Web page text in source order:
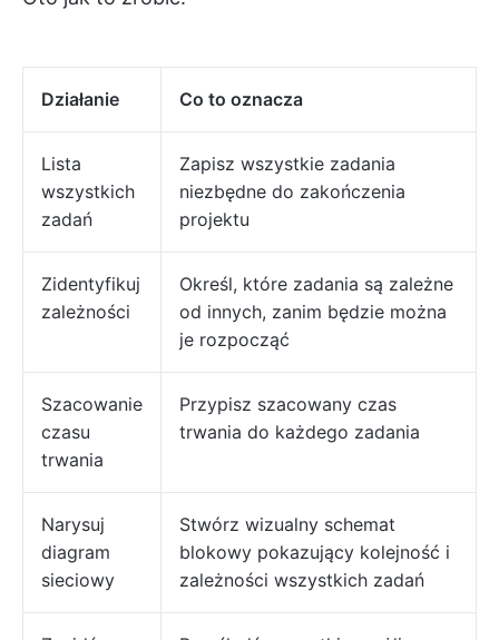
Działanie Co to oznacza
Lista
wszystkich
zadań
Zapisz wszystkie zadania
niezbędne do zakończenia
projektu
Zidentyfikuj
zależności
Określ, które zadania są zależne
od innych, zanim będzie można
je rozpocząć
Szacowanie
czasu
trwania
Przypisz szacowany czas
trwania do każdego zadania
Narysuj
diagram
sieciowy
Stwórz wizualny schemat
blokowy pokazujący kolejność i
zależności wszystkich zadań